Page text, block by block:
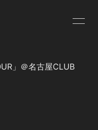
」＠名古屋CLUB